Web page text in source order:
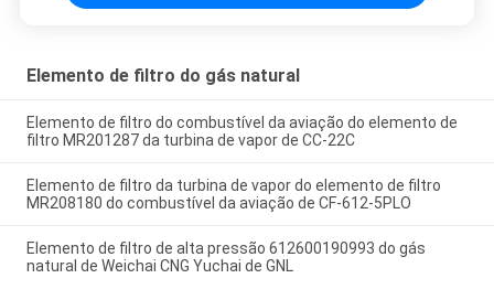
Elemento de filtro do gás natural
Elemento de filtro do combustível da aviação do elemento de
filtro MR201287 da turbina de vapor de CC-22C
Elemento de filtro da turbina de vapor do elemento de filtro
MR208180 do combustível da aviação de CF-612-5PLO
Elemento de filtro de alta pressão 612600190993 do gás
natural de Weichai CNG Yuchai de GNL